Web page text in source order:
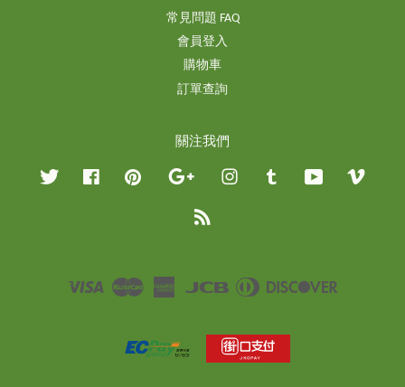
常見問題 FAQ
會員登入
購物車
訂單查詢
關注我們
Twitter Facebook Pinterest Google InstagramTumblr YouTube
Visa Master
American
JCB
Diners